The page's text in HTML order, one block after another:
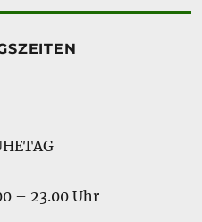
– 23.00 Uhr